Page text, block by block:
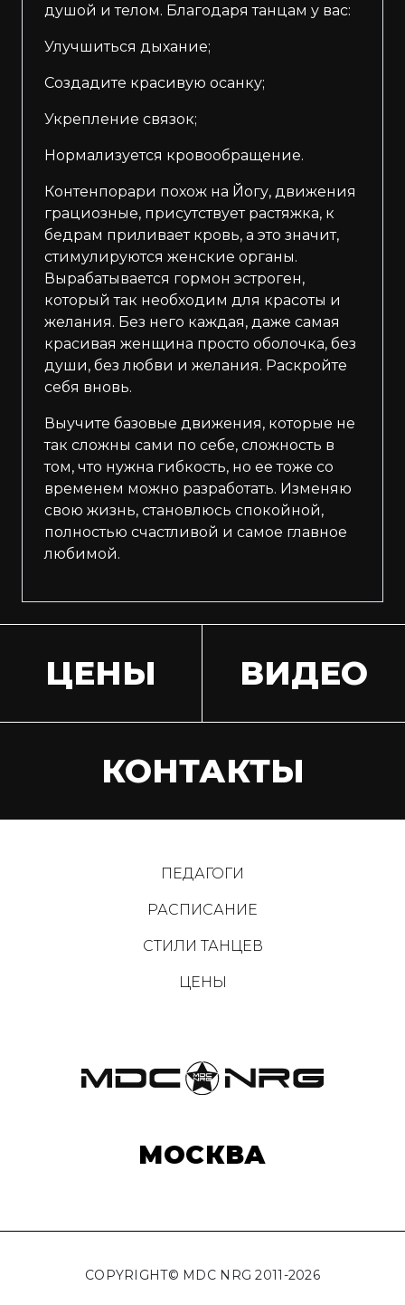
душой и телом. Благодаря танцам у вас:
Улучшиться дыхание;
Создадите красивую осанку;
Укрепление связок;
Нормализуется кровообращение.
Контенпорари похож на Йогу, движения
грациозные, присутствует растяжка, к
бедрам приливает кровь, а это значит,
стимулируются женские органы.
Вырабатывается гормон эстроген,
который так необходим для красоты и
желания. Без него каждая, даже самая
красивая женщина просто оболочка, без
души, без любви и желания. Раскройте
себя вновь.
Выучите базовые движения, которые не
так сложны сами по себе, сложность в
том, что нужна гибкость, но ее тоже со
временем можно разработать. Изменяю
свою жизнь, становлюсь спокойной,
полностью счастливой и самое главное
любимой.
ЦЕНЫ ВИДЕО
КОНТАКТЫ
ПЕДАГОГИ
РАСПИСАНИЕ
СТИЛИ ТАНЦЕВ
ЦЕНЫ
МОСКВА
COPYRIGHT© MDC NRG 2011-2026